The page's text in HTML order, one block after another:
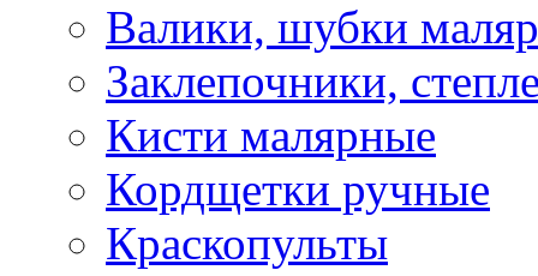
Валики, шубки
Заклепочники,
Кисти малярные
Кордщетки ручные
Краскопульты